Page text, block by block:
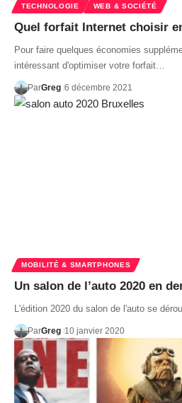
TECHNOLOGIE WEB & SOCIÉTÉ
Quel forfait Internet choisir
Pour faire quelques économies
intéressant d'optimiser votre forfait…
ParGreg 6 décembre 2021
MOBILITÉ & SMARTPHONES
Un salon de l’auto 2020 en
L'édition 2020 du salon de l'auto se
ParGreg 10 janvier 2020